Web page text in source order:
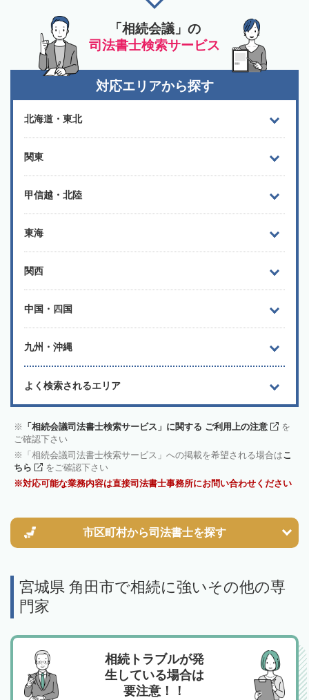
「相続会議」の
司法書士検索サービス
対応エリアから探す
北海道・東北
関東
甲信越・北陸
東海
関西
中国・四国
九州・沖縄
よく検索されるエリア
「相続会議司法書士検索サービス」に関する ご利用上の注意
を
ご確認下さい
「相続会議司法書士検索サービス」への掲載を希望される場合はこ
ちら
をご確認下さい
対応可能な業務内容は直接司法書士事務所にお問い合わせください
市区町村から司法書士を探す
宮城県 角田市で相続に強いその他の専
門家
相続トラブルが発
生している場合は
要注意！！